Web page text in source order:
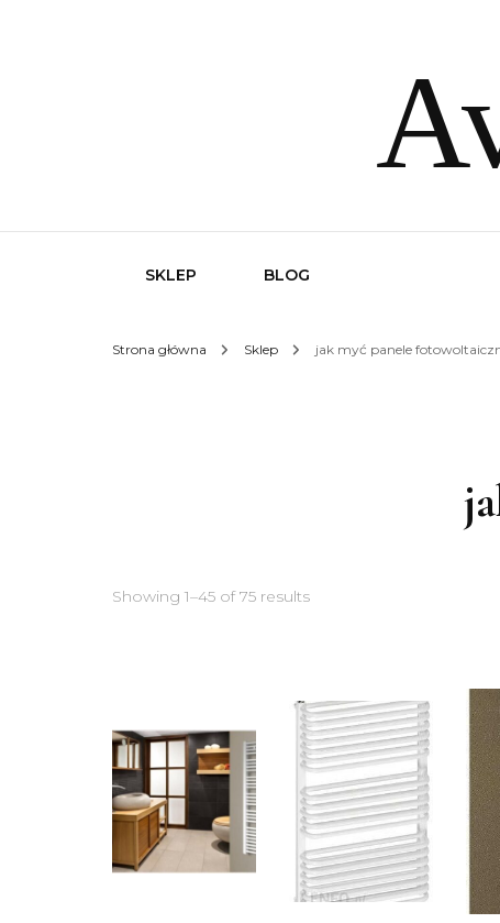
SKLEP BLOG
Strona główna Sklep jak myć panele
Showing 1–45 of 75 results